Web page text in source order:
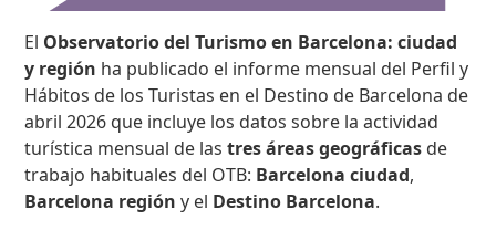
El Observatorio del Turismo en Barcelona: ciudad
y región ha publicado el informe mensual del Perfil y
Hábitos de los Turistas en el Destino de Barcelona de
abril 2026 que incluye los datos sobre la actividad
turística mensual de las tres áreas geográficas de
trabajo habituales del OTB: Barcelona ciudad,
Barcelona región y el Destino Barcelona.